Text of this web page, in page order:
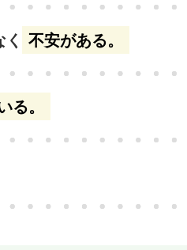
不安がある。
る。